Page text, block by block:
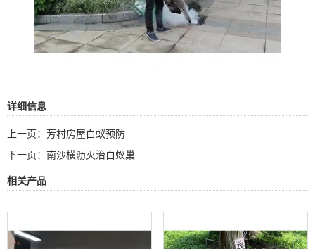
详细信息
上一页： 芳村房屋白蚁预防
下一页： 南沙横沥灭治白蚁巢
相关产品